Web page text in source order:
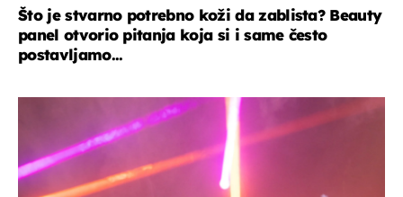
Što je stvarno potrebno koži da zablista? Beauty
panel otvorio pitanja koja si i same često
postavljamo...